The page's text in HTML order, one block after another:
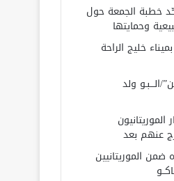
خطبة الجمعة حول
وحمايتها
خليج الراحة
ولد
عنهم بعد
الموريتانيين